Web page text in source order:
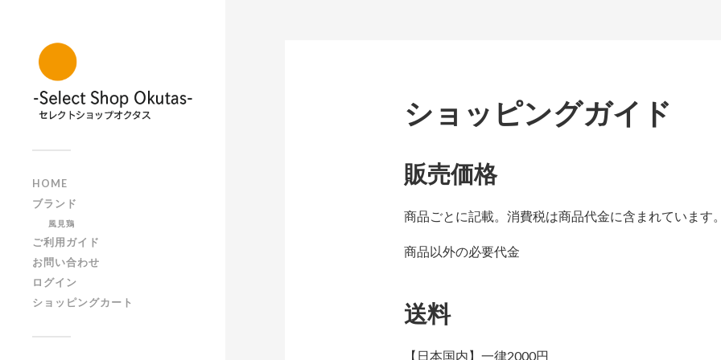
HOME
ブランド
風見鶏
ご利用ガイド
お問い合わせ
ログイン
ショッピングカート
ショッピングガイド
販売価格
商品ごとに記載。消費税は商品代金に含まれています
商品以外の必要代金
送料
【日本国内】一律2000円